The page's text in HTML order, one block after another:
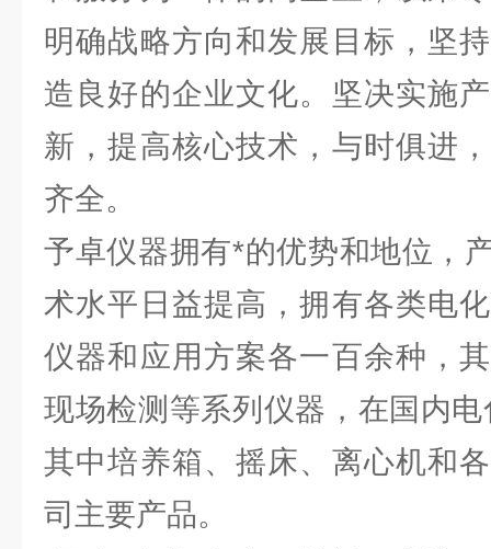
明确战略方向和发展目标，坚
造良好的企业文化。坚决实施
新，提高核心技术，与时俱进
齐全。
予卓仪器拥有*的优势和地位，
术水平日益提高，拥有各类电
仪器和应用方案各一百余种，
现场检测等系列仪器，在国内
其中培养箱、摇床、离心机和
司主要产品。